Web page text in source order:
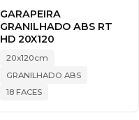
GARAPEIRA
GRANILHADO ABS RT
HD 20X120
20x120cm
GRANILHADO ABS
18 FACES